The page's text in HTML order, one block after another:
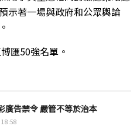
示著一場與政府和公眾輿論
匯50強名單。
廣告禁令 嚴管不等於治本